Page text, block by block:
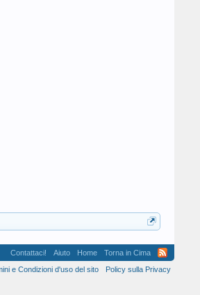
Contattaci! Aiuto Home
Torna in Cima
e Condizioni d'uso del sito
Policy sulla Privacy